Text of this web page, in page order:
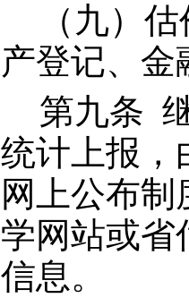
（九）
产登记、金
第九条
统计上报，
网上公布制
学网站或省
信息。